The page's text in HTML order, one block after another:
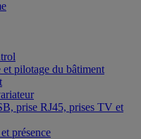
pilotage du bâtiment
prise RJ45, prises TV et
présence